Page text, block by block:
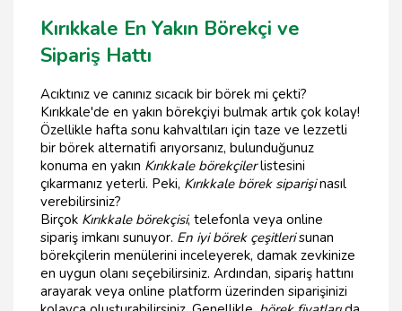
Kırıkkale En Yakın Börekçi ve
Sipariş Hattı
Acıktınız ve canınız sıcacık bir börek mi çekti?
Kırıkkale'de en yakın börekçiyi bulmak artık çok kolay!
Özellikle hafta sonu kahvaltıları için taze ve lezzetli
bir börek alternatifi arıyorsanız, bulunduğunuz
konuma en yakın Kırıkkale börekçilerlistesini
çıkarmanız yeterli. Peki, Kırıkkale börek siparişinasıl
verebilirsiniz?
Birçok Kırıkkale börekçisi, telefonla veya online
sipariş imkanı sunuyor. En iyi börek çeşitlerisunan
börekçilerin menülerini inceleyerek, damak zevkinize
en uygun olanı seçebilirsiniz. Ardından, sipariş hattını
arayarak veya online platform üzerinden siparişinizi